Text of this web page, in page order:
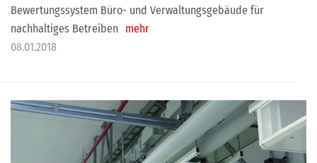
Bewertungssystem Büro- und Verwaltungsgebäude für
nachhaltiges Betreiben mehr
08.01.2018